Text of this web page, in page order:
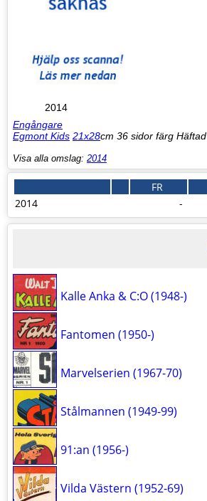
2014
Engångare
Egmont Kids 21x28cm 36 sidor färg Häftad
Visa alla omslag: 2014
FR
2014
-
Kalle Anka & C:O (1948-)
Fantomen (1950-)
Marvelserien (1967-70)
Stålmannen (1949-99)
91:an (1956-)
Vilda Västern (1952-69)